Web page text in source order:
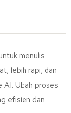
menulis
lebih rapi, dan
AI. Ubah proses
efisien dan